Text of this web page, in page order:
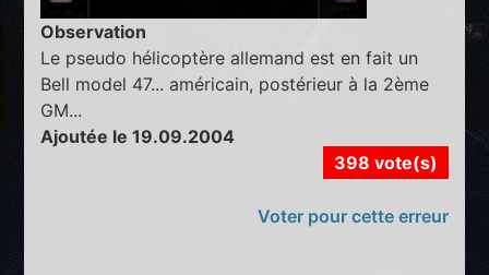
Observation
Le pseudo hélicoptère allemand est en fait un
Bell model 47... américain, postérieur à la 2ème
GM...
Ajoutée le 19.09.2004
398 vote(s)
Voter pour cette erreur